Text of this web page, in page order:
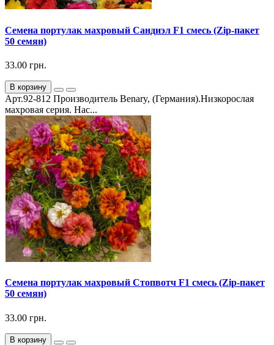
Семена портулак махровый Сандиэл F1 смесь (Zip-пакет
50 семян)
33.00 грн.
В корзину
Арт.92-812 Производитель Benary, (Германия).Низкорослая
махровая серия. Нас...
Семена портулак махровый Стопвотч F1 смесь (Zip-пакет
50 семян)
33.00 грн.
В корзину